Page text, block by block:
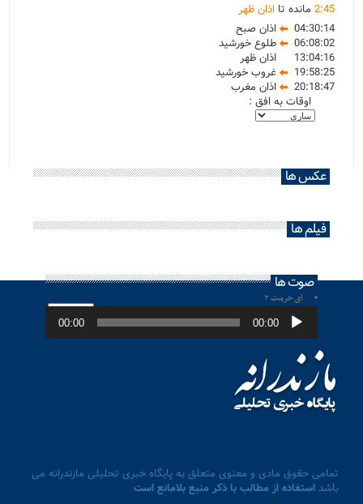
2:45 مانده تااذان ظهر
04:30:14
اذان صبح
06:08:02
طلوع خورشید
13:04:16
اذان ظهر
19:58:25
غروب خورشید
20:18:47
اذان مغرب
اوقات به افق :
عکس ها
فیلم ها
صوت ها
ای حرمت ۲
پخش‌کننده
صوت 00:00
00:00
تمامی حقوق مادی و معنوی متعلق به پایگاه خبری تحلیلی مازندرانه می
باشداستفاده از مطالب با ذکر منبع بلامانع است